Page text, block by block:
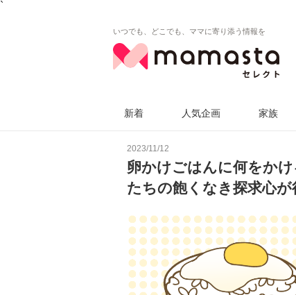
`
いつでも、どこでも、ママに寄り添う情報を
新着 人気企画 家族
2023/11/12
卵かけごはんに何をか
たちの飽くなき探求心